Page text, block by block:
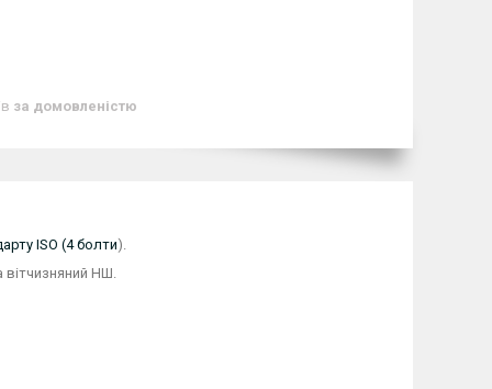
за домовленістю
ISO (4 болти).
НШ.